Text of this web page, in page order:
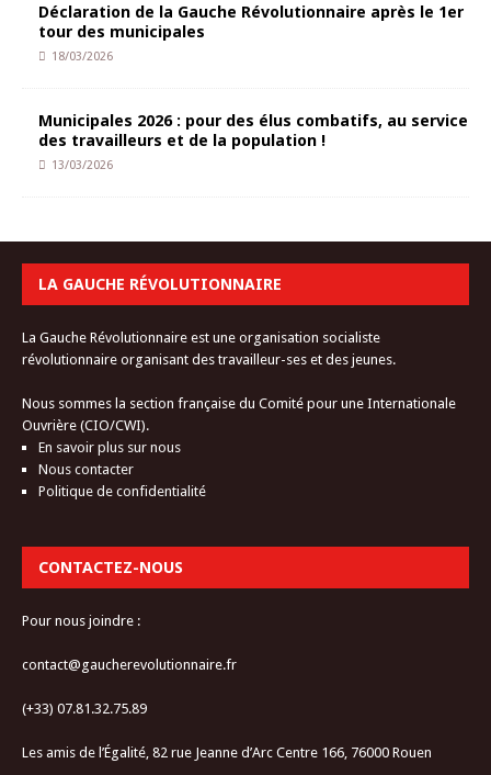
Déclaration de la Gauche Révolutionnaire après le 1er
tour des municipales
18/03/2026
Municipales 2026 : pour des élus combatifs, au service
des travailleurs et de la population !
13/03/2026
LA GAUCHE RÉVOLUTIONNAIRE
La Gauche Révolutionnaire est une organisation socialiste
révolutionnaire organisant des travailleur-ses et des jeunes.
Nous sommes la section française du Comité pour une Internationale
Ouvrière (CIO/CWI).
En savoir plus sur nous
Nous contacter
Politique de confidentialité
CONTACTEZ-NOUS
Pour nous joindre :
contact@gaucherevolutionnaire.fr
(+33) 07.81.32.75.89
Les amis de l’Égalité, 82 rue Jeanne d’Arc Centre 166, 76000 Rouen